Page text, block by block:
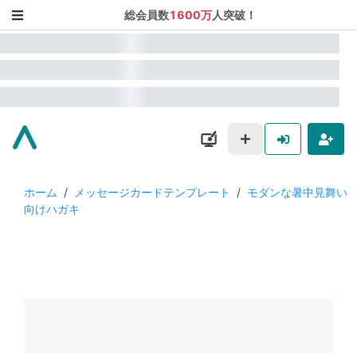
総会員数1600万人突破！
ホーム / メッセージカードテンプレート / モダンな暑中見舞い
向けハガキ